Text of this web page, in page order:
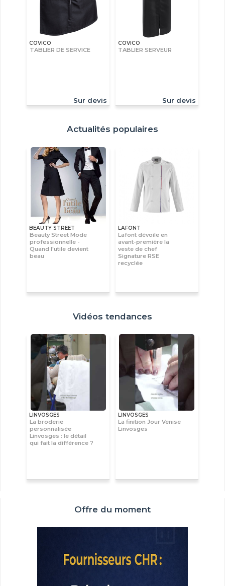
COVICO
TABLIER DE SERVICE
Sur devis
COVICO
TABLIER SERVEUR
Sur devis
Actualités populaires
BEAUTY STREET
Beauty Street Mode
professionnelle -
Quand l'utile devient
beau
LAFONT
Lafont dévoile en
avant-première la
veste de chef
Signature RSE
recyclée
Vidéos tendances
LINVOSGES
La broderie
personnalisée
Linvosges : le détail
qui fait la différence ?
LINVOSGES
La finition Jour Venise
Linvosges
Offre du moment